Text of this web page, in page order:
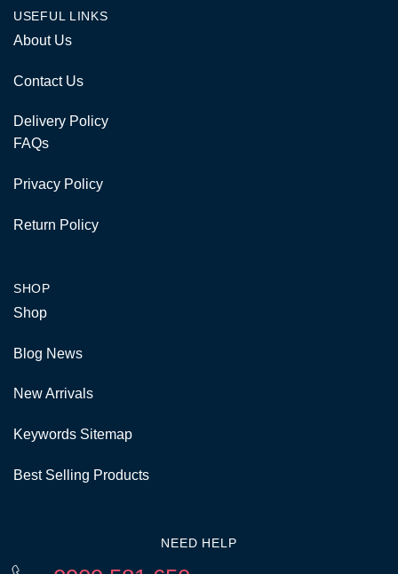
USEFUL LINKS
About Us
Contact Us
Delivery Policy
FAQs
Privacy Policy
Return Policy
SHOP
Shop
Blog News
New Arrivals
Keywords Sitemap
Best Selling Products
NEED HELP